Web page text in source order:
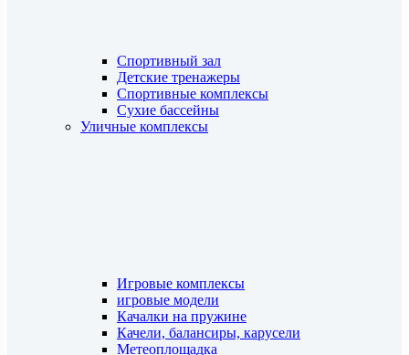
Спортивный зал
Детские тренажеры
Спортивные комплексы
Сухие бассейны
Уличные комплексы
Игровые комплексы
игровые модели
Качалки на пружине
Качели, балансиры, карусели
Метеоплощадка